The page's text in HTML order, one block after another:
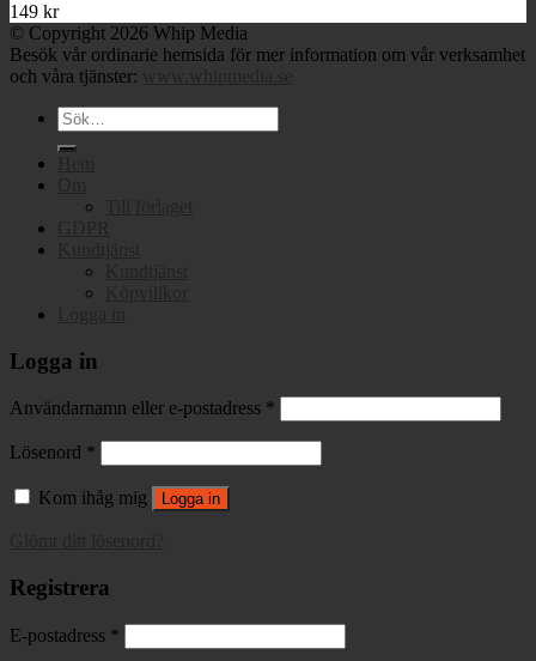
149 kr
© Copyright 2026 Whip Media
Besök vår ordinarie hemsida för mer information om vår verksamhet
och våra tjänster:
Sök
efter:
Logga in
Användarnamn eller e-postadress *
Lösenord *
Kom ihåg mig Logga in
Registrera
E-postadress *